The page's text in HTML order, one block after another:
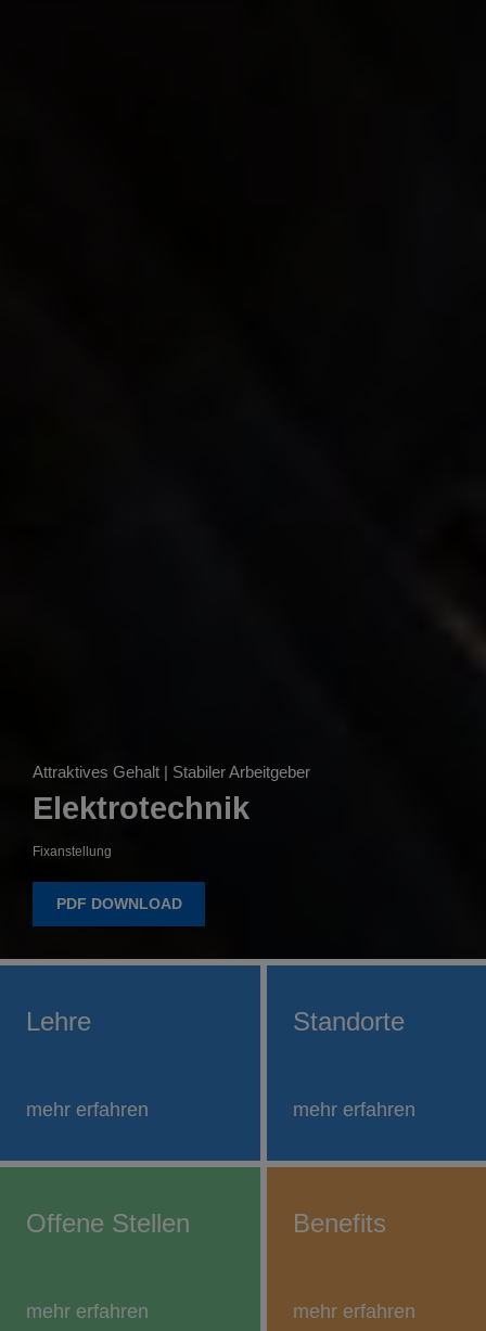
Attraktives Gehalt | Stabiler Arbeitgeber
Elektrotechnik
Fixanstellung
PDF DOWNLOAD
Benefits
mehr erfahren
Offene Stellen
mehr erfahren
Standorte
mehr erfahren
Lehre
mehr erfahren